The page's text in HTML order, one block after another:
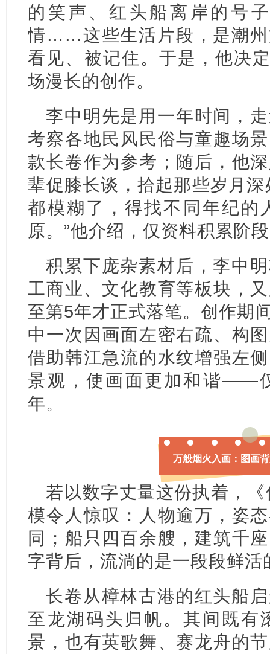
的笑声、红头船离岸的号
情……这些生活片段，是潮州
看见、被记住。于是，他决
场漫长的创作。
李中明先是用一年时间，
考察各地民风民俗与童趣场
款长卷作为参考；随后，他
辈促膝长谈，拾起那些岁月
都模糊了，得找不同年纪的
原。”他介绍，仅资料积累阶
积累下庞杂素材后，李中
工商业、文化教育等板块，
至第5年才正式落笔。创作期
中一次因画面左密右疏、构
借助韩江急流的水纹增强左
景观，使画面更加和谐——
年。
万般烟火入画：图画
若以数字丈量这份执着，
模令人惊叹：人物逾万，姿
同；船只四百余艘，建筑千
字背后，流淌的是一段段鲜活
长卷从樟林古港的红头船
至龙湖码头归帆。其间既有
景，也有英歌舞、赛龙舟的